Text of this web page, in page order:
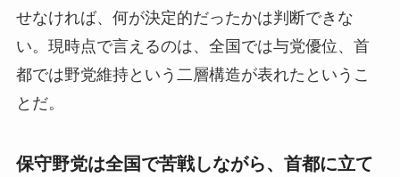
せなければ、何が決定的だったかは判断できな
い。現時点で言えるのは、全国では与党優位、首
都では野党維持という二層構造が表れたというこ
とだ。
保守野党は全国で苦戦しながら、首都に立て